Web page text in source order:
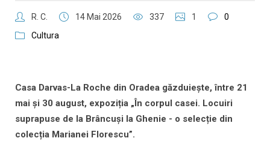
R. C. 14 Mai 2026 337 1
0
Cultura
Casa Darvas-La Roche din Oradea găzduiește, între 21
mai și 30 august, expoziția „În corpul casei. Locuiri
suprapuse de la Brâncuși la Ghenie - o selecție din
colecția Marianei Florescu”.